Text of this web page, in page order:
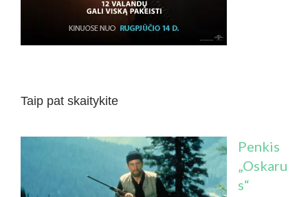
Taip pat skaitykite
Penkis
„Oskaru
s“